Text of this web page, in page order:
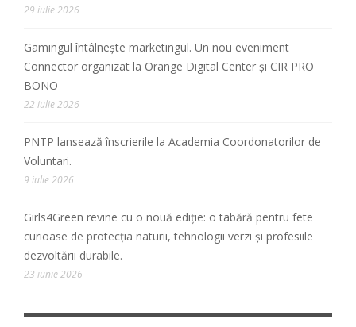
29 iulie 2026
Gamingul întâlnește marketingul. Un nou eveniment
Connector organizat la Orange Digital Center și CIR PRO
BONO
22 iulie 2026
PNTP lansează înscrierile la Academia Coordonatorilor de
Voluntari.
9 iulie 2026
Girls4Green revine cu o nouă ediție: o tabără pentru fete
curioase de protecția naturii, tehnologii verzi și profesiile
dezvoltării durabile.
23 iunie 2026